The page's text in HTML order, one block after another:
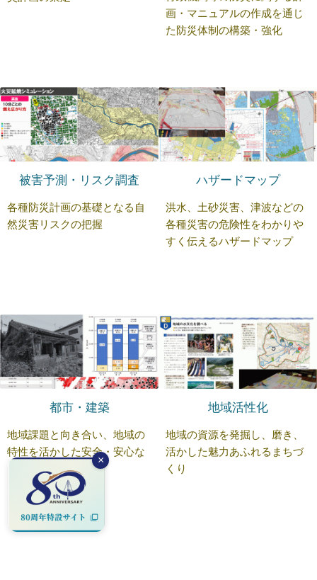
×
画・マニュアルの作成を通じ
た防災体制の構築・強化
被害予測・リスク調査
各種防災計画の基礎となる自
然災害リスクの把握
ハザードマップ
洪水、土砂災害、津波などの
各種災害の危険性をわかりや
すく伝えるハザードマップ
都市・建築
地域課題と向き合い、地域の
特性を活かした安全・安心な
まちづくり
地域活性化
地域の資源を発掘し、磨き、
活かした魅力あふれるまちづ
くり